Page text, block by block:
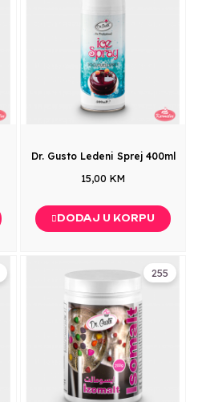
Dr. Gusto Ledeni Sprej 400ml
15,00 KM
DODAJ U KORPU
255